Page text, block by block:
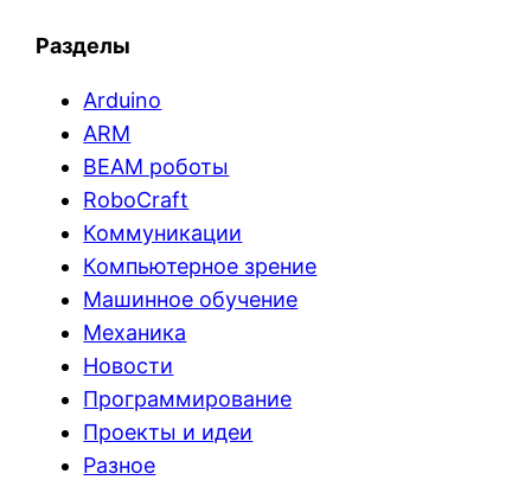
Разделы
Arduino
ARM
BEAM роботы
RoboCraft
Коммуникации
Компьютерное зрение
Машинное обучение
Механика
Новости
Программирование
Проекты и идеи
Разное